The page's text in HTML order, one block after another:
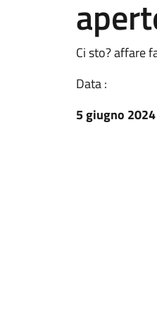
Ci sto? affare
Data :
5 giugno 2024